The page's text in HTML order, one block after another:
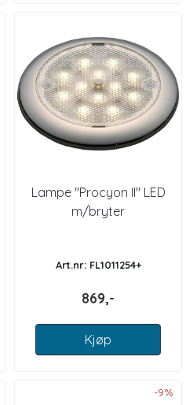
Lampe "Procyon II" LED
m/bryter
Art.nr: FL1011254+
869,-
Kjøp
-9%